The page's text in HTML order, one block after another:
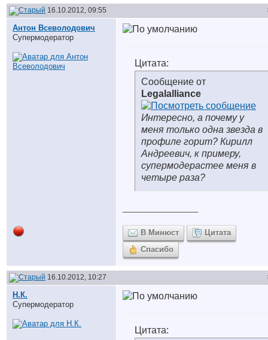
16.10.2012, 09:55
Антон Всеволодович
Супермодератор
Цитата:
Сообщение от
Legalalliance
Интересно, а почему у
меня только одна звезда в
профиле горит? Кирилл
Андреевич, к примеру,
супермодерастее меня в
четыре раза?
В Минюст
Цитата
Спасибо
16.10.2012, 10:27
Н.К.
Супермодератор
Цитата: